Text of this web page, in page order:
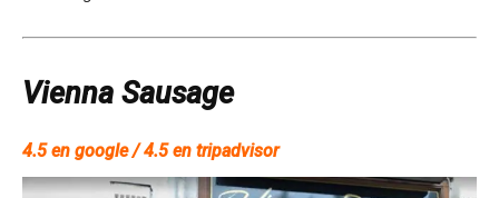
Vienna Sausage
4.5 en google / 4.5 en tripadvisor